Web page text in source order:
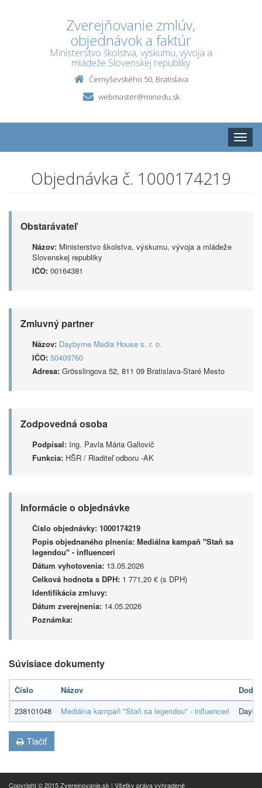
Zverejňovanie zmlúv,
objednávok a faktúr
Ministerstvo školstva, výskumu, vývoja a
mládeže Slovenskej republiky
Černyševského 50, Bratislava
webmaster@minedu.sk
Toggle
Objednávka č. 1000174219
Obstarávateľ
Názov: Ministerstvo školstva, výskumu, vývoja a mládeže
Slovenskej republiky
IČO: 00164381
Zmluvný partner
Názov: Daybyme Media House s. r. o.
IČO: 50409760
Adresa: Grösslingova 52, 811 09 Bratislava-Staré Mesto
Zodpovedná osoba
Podpísal: Ing. Pavla Mária Gallovič
Funkcia: HŠR / Riaditeľ odboru -AK
Informácie o objednávke
Číslo objednávky: 1000174219
Popis objednaného plnenia: Mediálna kampaň "Staň sa
legendou" - influenceri
Dátum vyhotovenia: 13.05.2026
Celková hodnota s DPH: 1 771,20 € (s DPH)
Identifikácia zmluvy:
Dátum zverejnenia: 14.05.2026
Poznámka:
Súvisiace dokumenty
Číslo Názov
238101048
Mediálna kampaň "Staň sa legendou" - influenceri
Tlačiť
Copyright © 2015 Zverejnovanie.sk | Všetky práva vyhradené